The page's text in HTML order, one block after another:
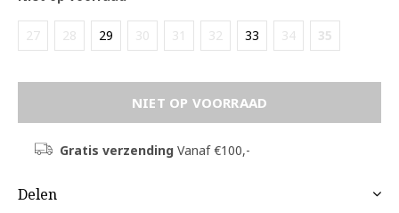
27 28 29 30 31 32 33 34 35
NIET OP VOORRAAD
Gratis verzendingVanaf €100,-
Delen